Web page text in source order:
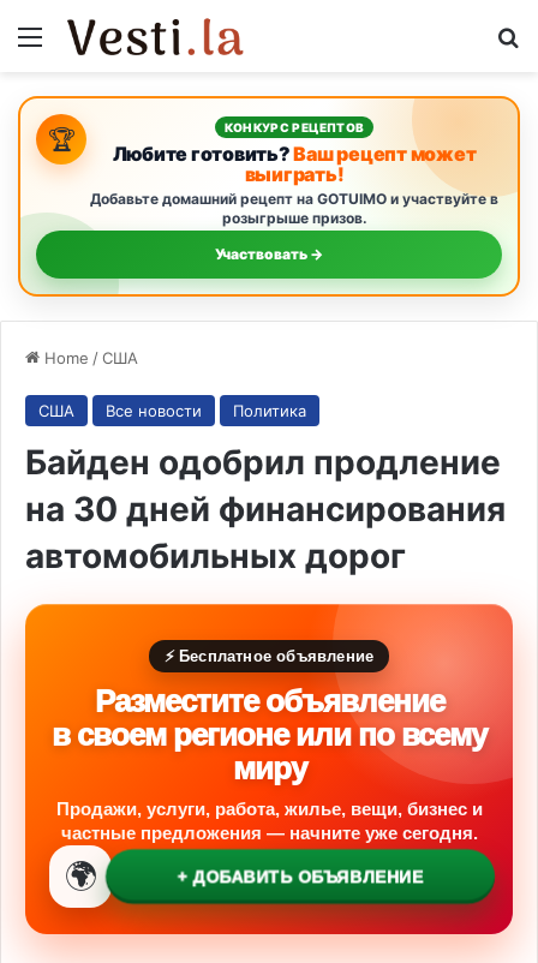
Menu
🏆 КОНКУРС РЕЦЕПТОВ
Любите готовить?Ваш рецепт может
выиграть!
Добавьте домашний рецепт на GOTUIMO и участвуйте в
розыгрыше призов.
Участвовать →
Home /США
США Все новости Политика
Байден одобрил продление
на 30 дней финансирования
автомобильных дорог
⚡ Бесплатное объявление
Разместите объявление
в своем регионе или по всему
миру
Продажи, услуги, работа, жилье, вещи, бизнес и
частные предложения — начните уже сегодня.
🌍 + ДОБАВИТЬ ОБЪЯВЛЕНИЕ